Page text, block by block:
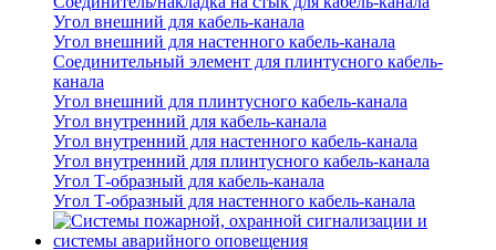
Угол внешний для кабель-канала
Угол внешний для настенного кабель-канала
Соединительный элемент для плинтусного кабель-
канала
Угол внешний для плинтусного кабель-канала
Угол внутренний для кабель-канала
Угол внутренний для настенного кабель-канала
Угол внутренний для плинтусного кабель-канала
Угол Т-образный для кабель-канала
Угол Т-образный для настенного кабель-канала